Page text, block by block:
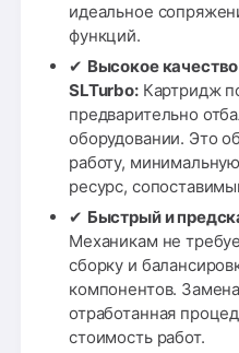
идеальное
функций.
✔ Высокое
SLTurbo:Картридж
предварительно
оборудовании. Это
работу,
ресурс,
✔ Быстрый и
Механикам не
сборку и
компонентов.
отработанная
стоимость работ.